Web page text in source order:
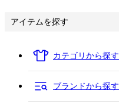
アイテムを探す
カテゴリから探す
ブランドから探す